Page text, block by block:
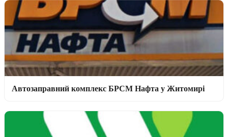
Автозаправний комплекс БРСМ Нафта у Житомирі